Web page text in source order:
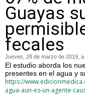
Guayas
fecales
Jueves, 28 de marzo de 2019,
El estudio aborda los
presentes en el agua y
https://
agua-aun-es-un-agente-